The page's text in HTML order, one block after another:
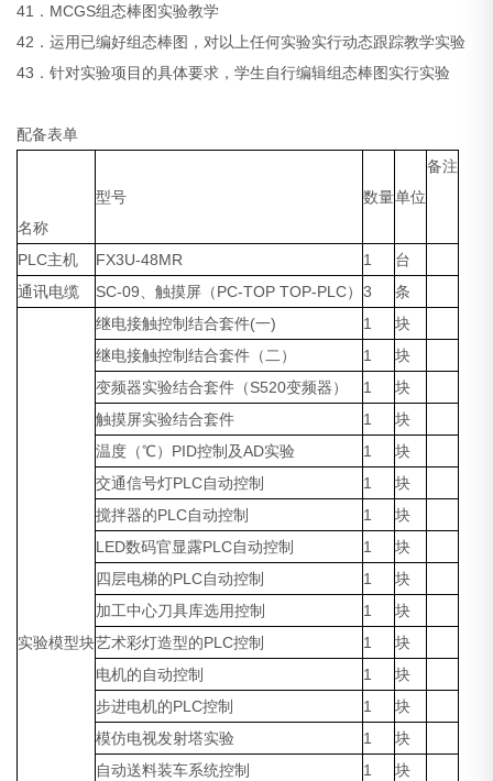
41．MCGS组态棒图实验教学
42．运用已编好组态棒图，对以上任何实验实行动态跟踪教学实验
43．针对实验项目的具体要求，学生自行编辑组态棒图实行实验
配备表单
名称
型号 数量单位
备注
PLC主机 FX3U-48MR 1
台
通讯电缆
SC-09、触摸屏（PC-TOP TOP-PLC） 3 条
实验模型块
继电接触控制结合套件(一) 1
块
继电接触控制结合套件（二）
1
块
变频器实验结合套件（S520变频器）
1
块
触摸屏实验结合套件
1
块
温度（℃）PID控制及AD实验
1
块
交通信号灯PLC自动控制
1
块
搅拌器的PLC自动控制
1
块
LED数码官显露PLC自动控制
1
块
四层电梯的PLC自动控制
1
块
加工中心刀具库选用控制
1
块
艺术彩灯造型的PLC控制
1
块
电机的自动控制
1
块
步进电机的PLC控制
1
块
模仿电视发射塔实验
1
块
自动送料装车系统控制
1
块